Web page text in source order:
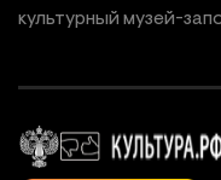
культурный музей-